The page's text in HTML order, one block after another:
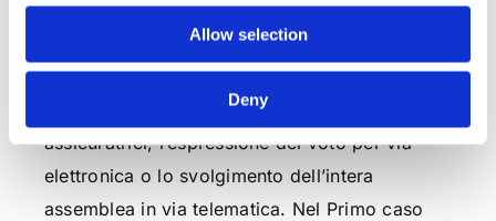
Allow selection
Deny
da casa. In deroga alla disciplina ordinaria
l’art. 106 del su menzionato Decreto Legge, ha
previsto due alternative possibilità per S.p.A,
S.a.p.A., S.r.l., società cooperative e mutue
assicuratrici, l’espressione del voto per via
elettronica o lo svolgimento dell’intera
assemblea in via telematica. Nel Primo caso